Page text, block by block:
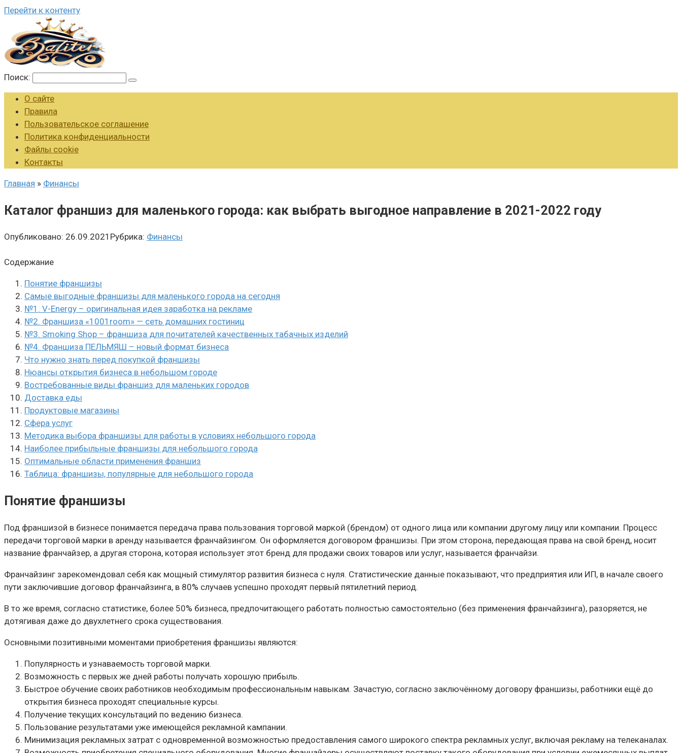
Перейти к контенту
Поиск:
О сайте
Правила
Пользовательское соглашение
Политика конфиденциальности
Файлы cookie
Контакты
Главная » Финансы
Каталог франшиз для маленького города: как выбрать выгодное направление в 2021-2022 году
Опубликовано: 26.09.2021 Рубрика: Финансы
Содержание
Понятие франшизы
Самые выгодные франшизы для маленького города на сегодня
№1. V-Energy – оригинальная идея заработка на рекламе
№2. Франшиза «1001room» — сеть домашних гостиниц
№3. Smoking Shop – франшиза для почитателей качественных табачных изделий
№4. Франшиза ПЕЛЬМЯШ – новый формат бизнеса
Что нужно знать перед покупкой франшизы
Нюансы открытия бизнеса в небольшом городе
Востребованные виды франшиз для маленьких городов
Доставка еды
Продуктовые магазины
Сфера услуг
Методика выбора франшизы для работы в условиях небольшого города
Наиболее прибыльные франшизы для небольшого города
Оптимальные области применения франшиз
Таблица: франшизы, популярные для небольшого города
Понятие франшизы
Под франшизой в бизнесе понимается передача права пользования торговой маркой (брендом) от одного лица или компании другому лицу или компании. Процесс
передачи торговой марки в аренду называется франчайзингом. Он оформляется договором франшизы. При этом сторона, передающая права на свой бренд, носит
название франчайзер, а другая сторона, которая использует этот бренд для продажи своих товаров или услуг, называется франчайзи.
Франчайзинг зарекомендовал себя как мощный стимулятор развития бизнеса с нуля. Статистические данные показывают, что предприятия или ИП, в начале своего
пути заключившие договор франчайзинга, в 80% случаев успешно проходят первый пятилетний период.
В то же время, согласно статистике, более 50% бизнеса, предпочитающего работать полностью самостоятельно (без применения франчайзинга), разоряется, не
дотягивая даже до двухлетнего срока существования.
Основными позитивными моментами приобретения франшизы являются:
Популярность и узнаваемость торговой марки.
Возможность с первых же дней работы получать хорошую прибыль.
Быстрое обучение своих работников необходимым профессиональным навыкам. Зачастую, согласно заключённому договору франшизы, работники ещё до
открытия бизнеса проходят специальные курсы.
Получение текущих консультаций по ведению бизнеса.
Пользование результатами уже имеющейся рекламной кампании.
Минимизация рекламных затрат с одновременной возможностью предоставления самого широкого спектра рекламных услуг, включая рекламу на телеканалах.